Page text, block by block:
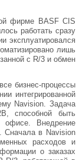
фирме BASF CIS
работать сразу
эксплуатировался
лишь
с R/3 и обмен
бизнес-процессы
интегрированной
Navision. Задача
способной быть
офисе. Внедрение
Сначала в Navision
расходов и
о заказах